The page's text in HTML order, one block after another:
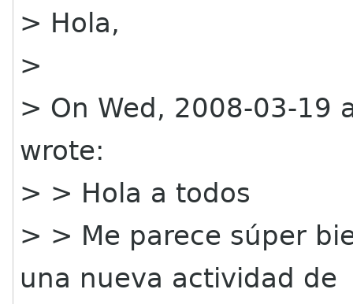
> Hola,
>
> On Wed, 2008-03-19
wrote:
> > Hola a todos
> > Me parece súper
una nueva actividad de